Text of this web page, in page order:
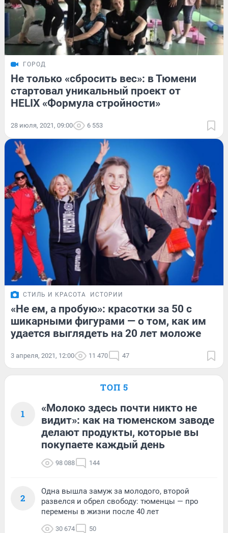
ГОРОД
Не только «сбросить вес»: в Тюмени
стартовал уникальный проект от
HELIX «Формула стройности»
28 июля, 2021, 09:00 6 553
СТИЛЬ И КРАСОТА ИСТОРИИ
«Не ем, а пробую»: красотки за 50 с
шикарными фигурами — о том, как им
удается выглядеть на 20 лет моложе
3 апреля, 2021, 12:00 11 470 47
ТОП 5
1
«Молоко здесь почти никто не
видит»: как на тюменском заводе
делают продукты, которые вы
покупаете каждый день
98 088 144
2
Одна вышла замуж за молодого, второй
развелся и обрел свободу: тюменцы — про
перемены в жизни после 40 лет
30 674 50